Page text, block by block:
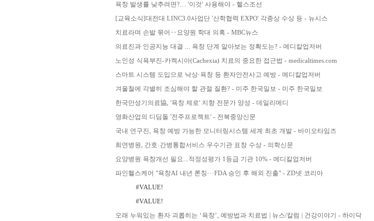
욕창 발생률 낮추려면?… '이것' 사용해야 - 헬스조선
[교육소식]대전대 LINC3.0사업단 '산학협력 EXPO' 각종상 수상 등 - 뉴시스
치료라며 손발 묶어‥요양원 학대 의혹 - MBC뉴스
의료진과 인공지능 대결 ... 욕창 단계 알아보는 정확도는? - 메디칼업저버
노인성 식욕부진-카켁시아(Cachexia) 치료의 중요한 접근법 - medicaltimes.com
스마트 시스템 도입으로 낙상·욕창 등 환자안전사고 예방 - 메디칼업저버
겨울철에 각별히 조심해야 할 관절 질환? - 미주 한국일보 - 미주 한국일보
한국만성기의료協, '욕창 제로' 지향 전문가 양성 - 데일리메디
영화산업의 디딤돌 '전주프로젝트' - 전북중앙신문
국내 연구진, 욕창 예방 가능한 모니터링시스템 세계 최초 개발 - 바이오타임즈
희연병원, 간호·간병통합서비스 우수기관 표창 수상 - 의학신문
요양병원 욕창개선 필요...적정성평가 1등급 기관 10% - 메디칼업저버
파인헬스케어 "욕창AI 내년 론칭···FDA 승인 후 해외 진출" - ZD넷 코리아
#VALUE!
#VALUE!
오래 누워있는 환자 괴롭히는 ‘욕창’, 예방법과 치료법 | 뉴스/칼럼 | 건강이야기 - 하이닥